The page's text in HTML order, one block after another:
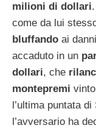
milioni di dollari
come da lui
bluffando ai
accaduto in un
dollari, che
montepremi
l’ultima puntata di
l’avversario ha